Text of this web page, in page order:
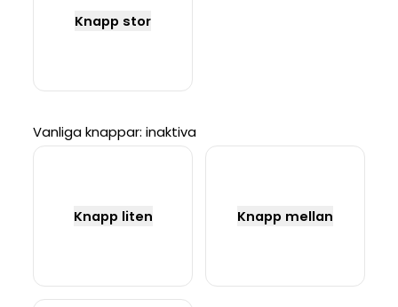
Knapp stor
Vanliga knappar: inaktiva
Knapp liten Knapp mellan